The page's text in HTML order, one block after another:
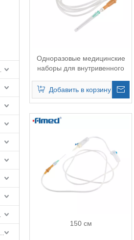
Одноразовые медицинские
наборы для внутривенного
150 см
Добавить в корзину
150 см